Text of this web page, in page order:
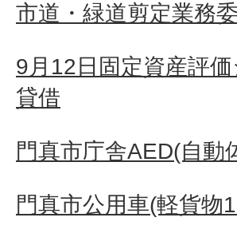
市道・緑道剪定業務
9月12日固定資産評
貸借
門真市庁舎AED(自動
門真市公用車(軽貨物